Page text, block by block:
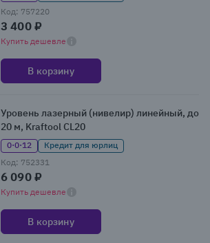
Код: 757220
3 400 ₽
Купить дешевле
В корзину
Уровень лазерный (нивелир) линейный, до
20 м, Kraftool CL20
0·0·12
Кредит для юрлиц
Код: 752331
6 090 ₽
Купить дешевле
В корзину